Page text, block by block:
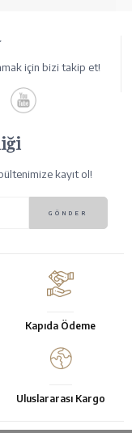
için bizi takip et!
kayıt ol!
Kapıda Ödeme
Uluslararası Kargo